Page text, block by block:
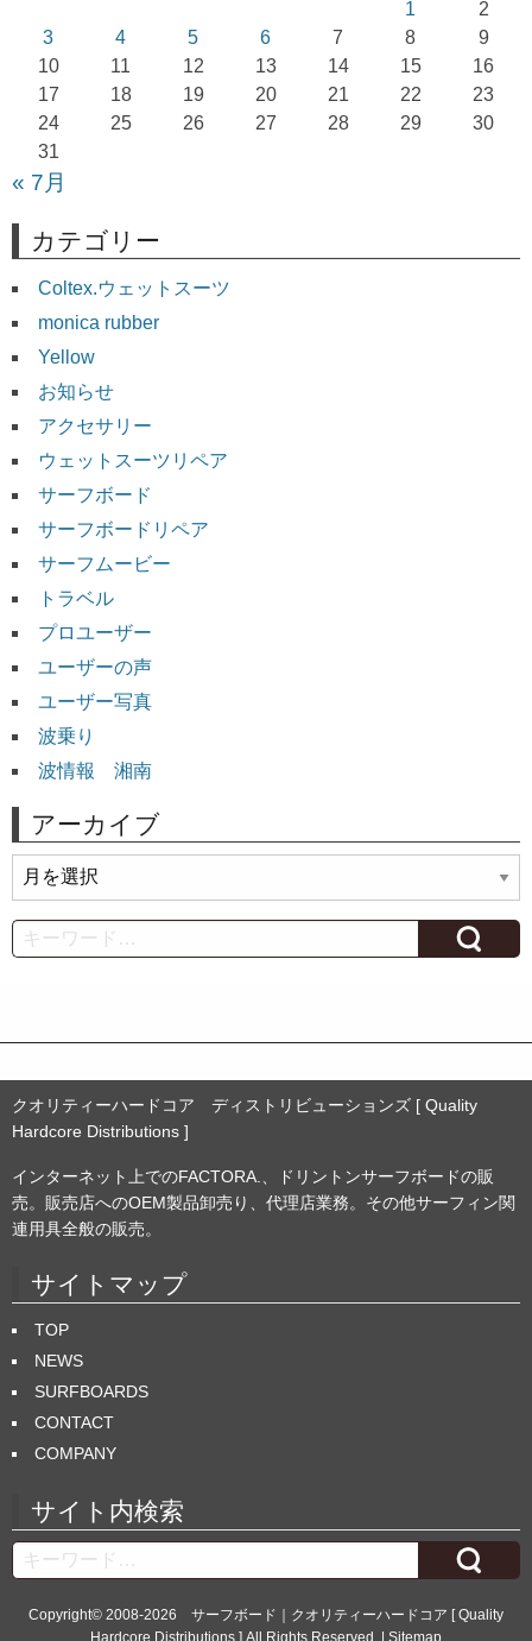
1
2
3
4 5 6 7 8
9
10
11 12 13 14 15
16
17
18 19 20 21 22
23
24
25 26 27 28 29
30
31
« 7月
カテゴリー
Coltex.ウェットスーツ
monica rubber
Yellow
お知らせ
アクセサリー
ウェットスーツリペア
サーフボード
サーフボードリペア
サーフムービー
トラベル
プロユーザー
ユーザーの声
ユーザー写真
波乗り
波情報 湘南
アーカイブ
ー
カ
イ
Search
クオリティーハードコア ディストリビューションズ [ Quality
Hardcore Distributions ]
インターネット上でのFACTORA.、ドリントンサーフボードの販
売。販売店へのOEM製品卸売り、代理店業務。その他サーフィン関
連用具全般の販売。
サイトマップ
TOP
NEWS
SURFBOARDS
CONTACT
COMPANY
サイト内検索
Search
Copyright© 2008-2026 サーフボード｜クオリティーハードコア [ Quality